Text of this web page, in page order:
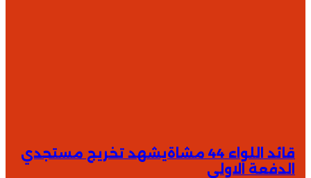
قائد اللواء 44 مشاةيشهد تخريج مستجدي
الدفعة الاولي